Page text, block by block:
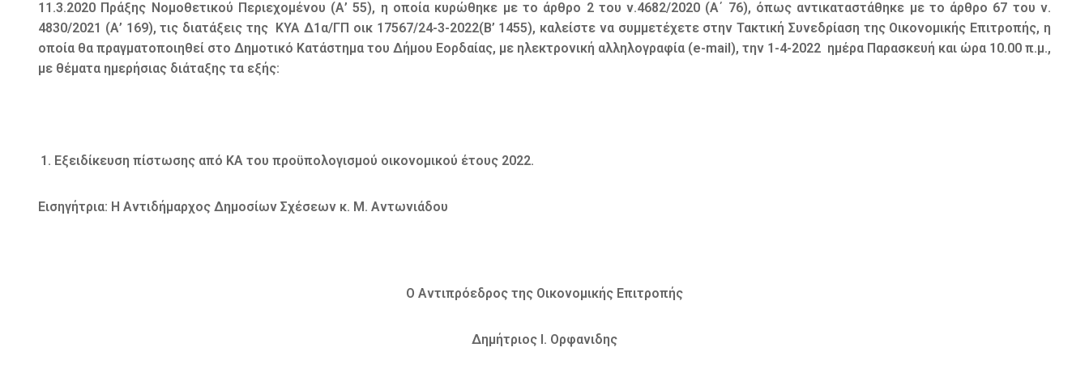
11.3.2020 Πράξης Νομοθετικού Περιεχομένου (Α’ 55), η οποία κυρώθηκε με το άρθρο 2 του ν.4682/2020 (Α΄ 76), όπως αντικαταστάθηκε με το άρθρο 67 του ν.
4830/2021 (Α’ 169), τις διατάξεις της ΚΥΑ Δ1α/ΓΠ οικ 17567/24-3-2022(Β’ 1455), καλείστε να συμμετέχετε στην Τακτική Συνεδρίαση της Οικονομικής Επιτροπής, η
οποία θα πραγματοποιηθεί στο Δημοτικό Κατάστημα του Δήμου Εορδαίας, με ηλεκτρονική αλληλογραφία (e-mail), την 1-4-2022 ημέρα Παρασκευή και ώρα 10.00 π.μ.,
με θέματα ημερήσιας διάταξης τα εξής:
Εξειδίκευση πίστωσης από ΚΑ του προϋπολογισμού οικονομικού έτους 2022.
Εισηγήτρια: Η Αντιδήμαρχος Δημοσίων Σχέσεων κ. Μ. Αντωνιάδου
Ο Αντιπρόεδρος της Οικονομικής Επιτροπής
Δημήτριος Ι. Ορφανιδης